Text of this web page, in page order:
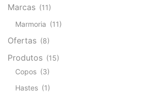
Marcas (11)
Marmoria (11)
Ofertas (8)
Produtos (15)
Copos (3)
Hastes (1)